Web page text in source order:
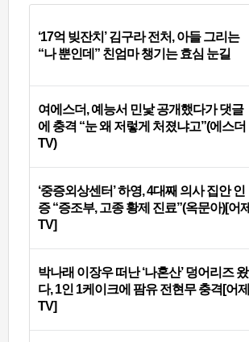
‘17억 빚잔치’ 김구라 전처, 아들 그리는
“나 뿐인데” 친엄마 챙기는 효심 눈길
여에스더, 예능서 민낯 공개했다가 댓글
에 충격 “눈 왜 저렇게 처졌냐고”(에스더
TV)
‘중증외상센터’ 하영, 4대째 의사 집안 인
증 “증조부, 고종 황제 진료”(옥문아)[어제
TV]
박나래 이장우 떠난 ‘나혼산’ 덩어리즈 왔
다, 1인 1케이크에 팜유 전현무 충격[어제
TV]